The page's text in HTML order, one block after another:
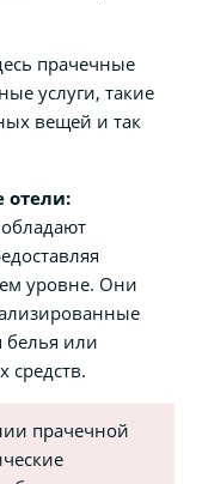
прачечные
услуги, такие
вещей и так
отели:
уровне. Они
белья или
прачечной